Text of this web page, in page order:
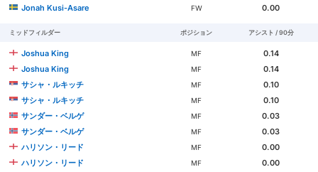
Jonah Kusi-Asare
FW 0.00
ミッドフィルダー ポジション アシスト / 90分
Joshua King MF
0.14
Joshua King
MF
0.14
サシャ・ルキッチ
MF
0.10
サシャ・ルキッチ
MF
0.10
サンダー・ベルゲ
MF
0.03
サンダー・ベルゲ
MF
0.03
ハリソン・リード
MF
0.00
ハリソン・リード
MF
0.00